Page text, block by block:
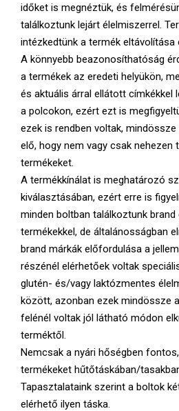
időket is megnéztük, és
találkoztunk lejárt élelmiszerrel.
intézkedtünk a termék eltávolítása
A könnyebb beazonosíthatóság
a termékek az eredeti helyükön,
és aktuális árral ellátott címkékkel
a polcokon, ezért ezt is
ezek is rendben voltak,
elő, hogy nem vagy csak nehezen
termékeket.
A termékkínálat is meghatározó
kiválasztásában, ezért erre is
minden boltban találkoztunk
termékekkel, de általánosságban
brand márkák előfordulása a
részénél elérhetőek voltak
glutén- és/vagy laktózmentes
között, azonban ezek mindössze
felénél voltak jól látható módon
terméktől.
Nemcsak a nyári hőségben
termékeket hűtőtáskában/
Tapasztalataink szerint a boltok
elérhető ilyen táska.